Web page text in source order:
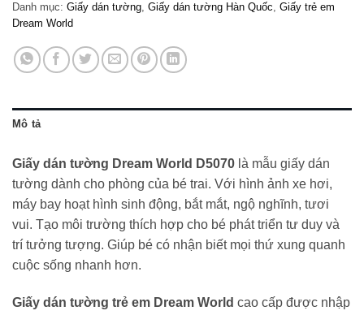
Danh mục: Giấy dán tường, Giấy dán tường Hàn Quốc, Giấy trẻ em
Dream World
Mô tả
Giấy dán tường Dream World D5070 là mẫu giấy dán
tường dành cho phòng của bé trai. Với hình ảnh xe hơi,
máy bay hoạt hình sinh động, bắt mắt, ngộ nghĩnh, tươi
vui. Tạo môi trường thích hợp cho bé phát triển tư duy và
trí tưởng tượng. Giúp bé có nhận biết mọi thứ xung quanh
cuộc sống nhanh hơn.
Giấy dán tường trẻ em Dream World cao cấp được nhập